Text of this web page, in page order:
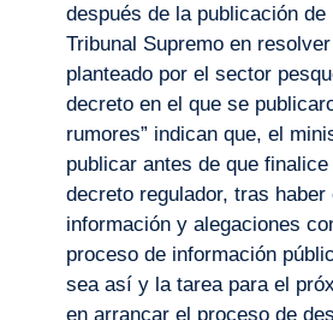
después de la publicación
Tribunal Supremo en
planteado por el sector
decreto en el que se
rumores” indican que, el
publicar antes de que
decreto regulador, tras haber
información y alegaciones
proceso de información
sea así y la tarea para el
en arrancar el proceso de